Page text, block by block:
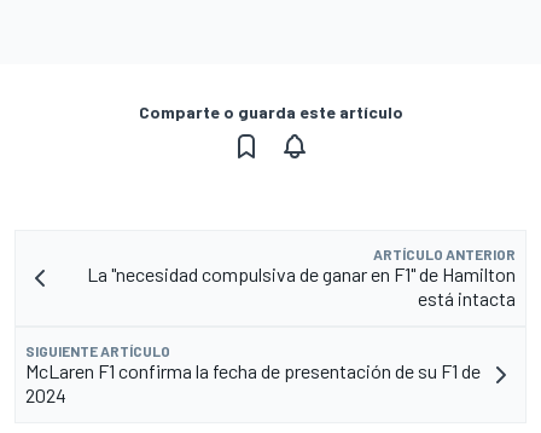
Comparte o guarda este artículo
ARTÍCULO ANTERIOR
La "necesidad compulsiva de ganar en F1" de Hamilton
está intacta
SIGUIENTE ARTÍCULO
McLaren F1 confirma la fecha de presentación de su F1 de
2024